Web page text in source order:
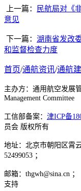
上一篇：
民航局对《
意见
下一篇： 湖南省发改
和监督检查力度
首页/通航资讯/通航
主办方：通用航空发展
Management Committee
工信部备案： 津ICP备
员会 版权所有
地址：北京市朝阳区霄
52499053 ；
邮箱：thgwh@sina.cn
支持